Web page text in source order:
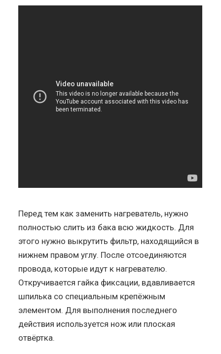
Перед тем как заменить нагреватель, нужно
полностью слить из бака всю жидкость. Для
этого нужно выкрутить фильтр, находящийся в
нижнем правом углу. После отсоединяются
провода, которые идут к нагревателю.
Откручивается гайка фиксации, вдавливается
шпилька со специальным крепёжным
элементом. Для выполнения последнего
действия используется нож или плоская
отвёртка.